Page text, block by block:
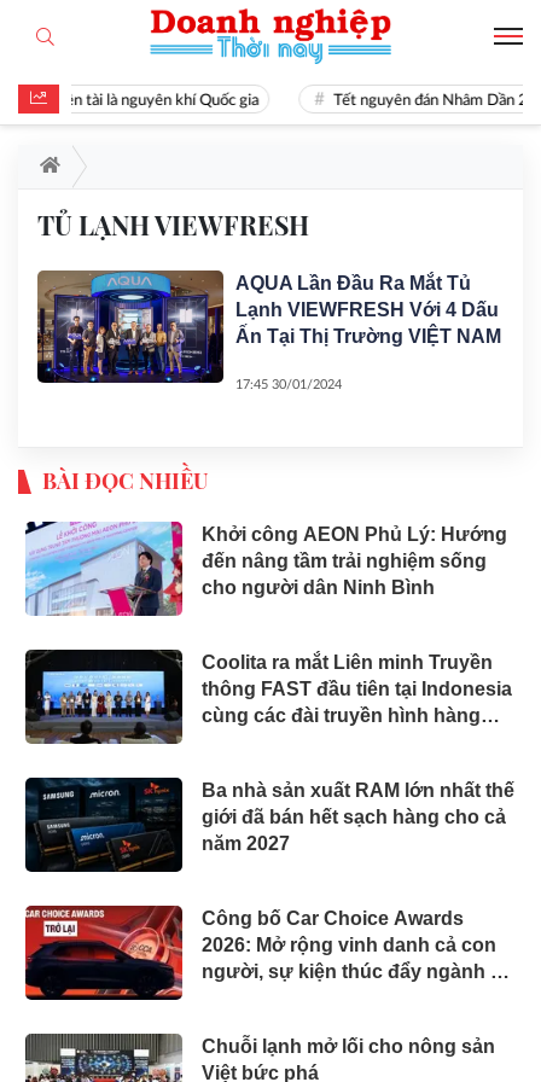
Hiền tài là nguyên khí Quốc gia Tết nguyên đán Nhâm Dần
TỦ LẠNH VIEWFRESH
AQUA Lần Đầu Ra Mắt Tủ
Lạnh VIEWFRESH Với 4 Dấu
Ấn Tại Thị Trường VIỆT NAM
17:45 30/01/2024
BÀI ĐỌC NHIỀU
Khởi công AEON Phủ Lý: Hướng
đến nâng tầm trải nghiệm sống
cho người dân Ninh Bình
Coolita ra mắt Liên minh Truyền
thông FAST đầu tiên tại Indonesia
cùng các đài truyền hình hàng
Ba nhà sản xuất RAM lớn nhất thế
giới đã bán hết sạch hàng cho cả
năm 2027
Công bố Car Choice Awards
2026: Mở rộng vinh danh cả con
người, sự kiện thúc đẩy ngành xe
Chuỗi lạnh mở lối cho nông sản
Việt bức phá